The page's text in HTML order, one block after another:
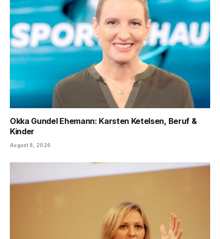
Okka Gundel Ehemann: Karsten Ketelsen, Beruf &
Kinder
August 8, 2026